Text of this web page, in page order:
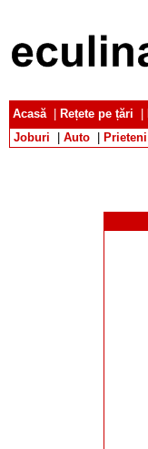
Acasă| Rețete pe țări
Joburi
Auto Prieteni